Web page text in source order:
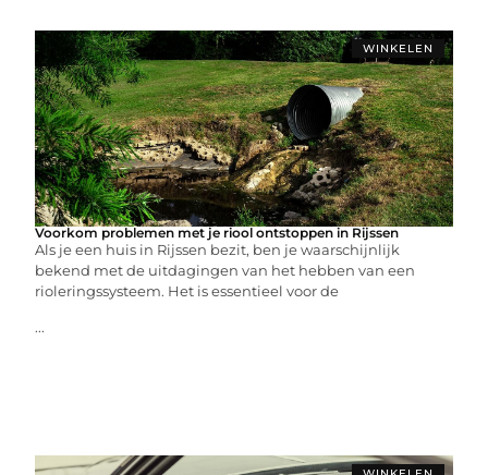
WINKELEN
Voorkom problemen met je riool ontstoppen in Rijssen
Als je een huis in Rijssen bezit, ben je waarschijnlijk
bekend met de uitdagingen van het hebben van een
rioleringssysteem. Het is essentieel voor de
...